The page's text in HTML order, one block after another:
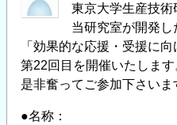
東京大学生産技術
当研究室が開発し
「効果的な応援・受援に
第22回目を開催いたします
是非奮ってご参加下さいま
●名称：